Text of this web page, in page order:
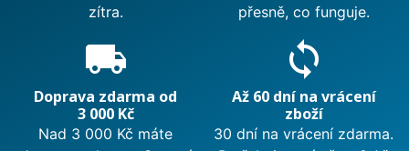
zítra.
přesně, co funguje.
local_shipping
Doprava zdarma od
3 000 Kč
Nad 3 000 Kč máte
sync
Až 60 dní na vrácení
zboží
30 dní na vrácení zdarma.